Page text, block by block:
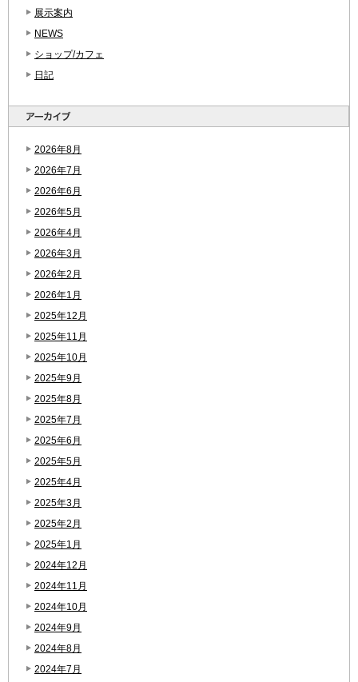
展示案内
NEWS
ショップ/カフェ
日記
2026年8月
2026年7月
2026年6月
2026年5月
2026年4月
2026年3月
2026年2月
2026年1月
2025年12月
2025年11月
2025年10月
2025年9月
2025年8月
2025年7月
2025年6月
2025年5月
2025年4月
2025年3月
2025年2月
2025年1月
2024年12月
2024年11月
2024年10月
2024年9月
2024年8月
2024年7月